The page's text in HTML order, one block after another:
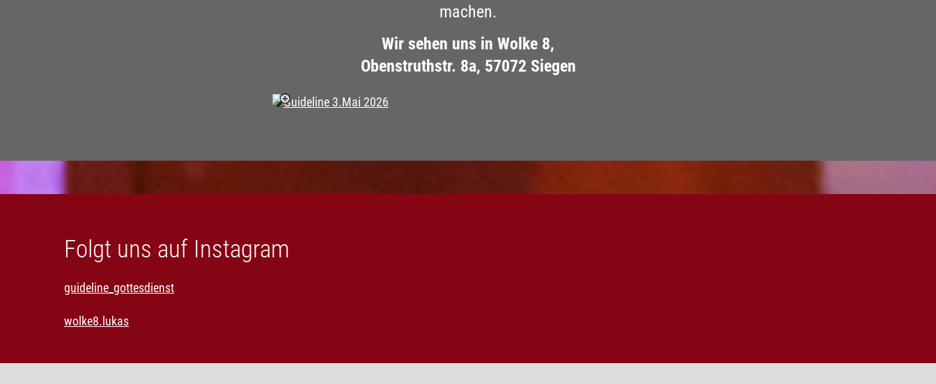
machen.
Wir sehen uns in Wolke 8,
Obenstruthstr. 8a, 57072 Siegen
Folgt uns auf Instagram
guideline_gottesdienst
wolke8.lukas